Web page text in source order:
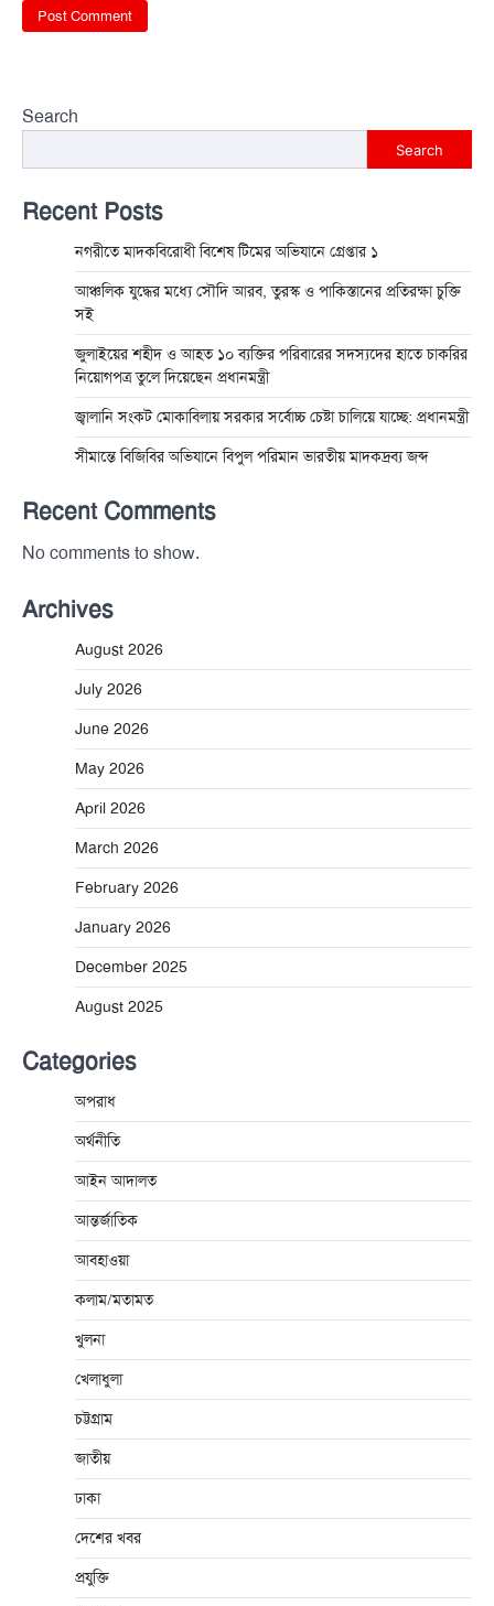
Search
Search
Recent Posts
নগরীতে মাদকবিরোধী বিশেষ টিমের অভিযানে গ্রেপ্তার ১
আঞ্চলিক যুদ্ধের মধ্যে সৌদি আরব, তুরস্ক ও পাকিস্তানের প্রতিরক্ষা চুক্তি
সই
জুলাইয়ের শহীদ ও আহত ১০ ব্যক্তির পরিবারের সদস্যদের হাতে চাকরির
নিয়োগপত্র তুলে দিয়েছেন প্রধানমন্ত্রী
জ্বালানি সংকট মোকাবিলায় সরকার সর্বোচ্চ চেষ্টা চালিয়ে যাচ্ছে: প্রধানমন্ত্রী
সীমান্তে বিজিবির অভিযানে বিপুল পরিমান ভারতীয় মাদকদ্রব্য জব্দ
Recent Comments
No comments to show.
Archives
August 2026
July 2026
June 2026
May 2026
April 2026
March 2026
February 2026
January 2026
December 2025
August 2025
Categories
অপরাধ
অর্থনীতি
আইন আদালত
আন্তর্জাতিক
আবহাওয়া
কলাম/মতামত
খুলনা
খেলাধুলা
চট্টগ্রাম
জাতীয়
ঢাকা
দেশের খবর
প্রযুক্তি